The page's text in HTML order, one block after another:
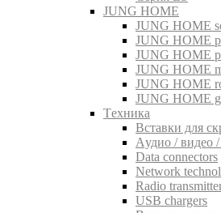
JUNG HOME
JUNG HOME
JUNG HOME
JUNG HOME
JUNG HOME
JUNG HOME
JUNG HOME
Tехника
Вставки для
Aудио / видео
Data connectors
Network
Radio
USB chargers